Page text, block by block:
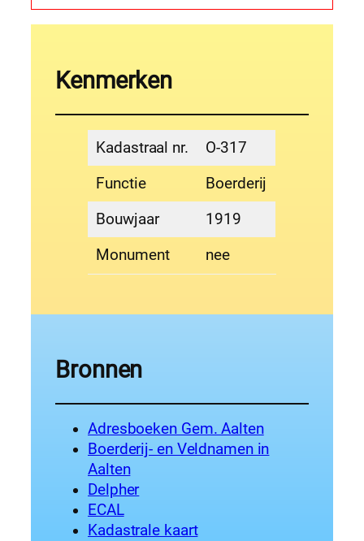
Kenmerken
Kadastraal nr.
O-317
Functie
Boerderij
Bouwjaar
1919
Monument
nee
Bronnen
Adresboeken Gem. Aalten
Boerderij- en Veldnamen in
Aalten
Delpher
ECAL
Kadastrale kaart